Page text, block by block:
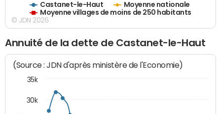
Castanet-le-Haut
Moyenne nationale
Moyenne villages de moins de 250 habitants
© JDN 2026
Annuité de la dette de Castanet-le-Haut
(Source : JDN d'après ministère de l'Economie)
30k
35k